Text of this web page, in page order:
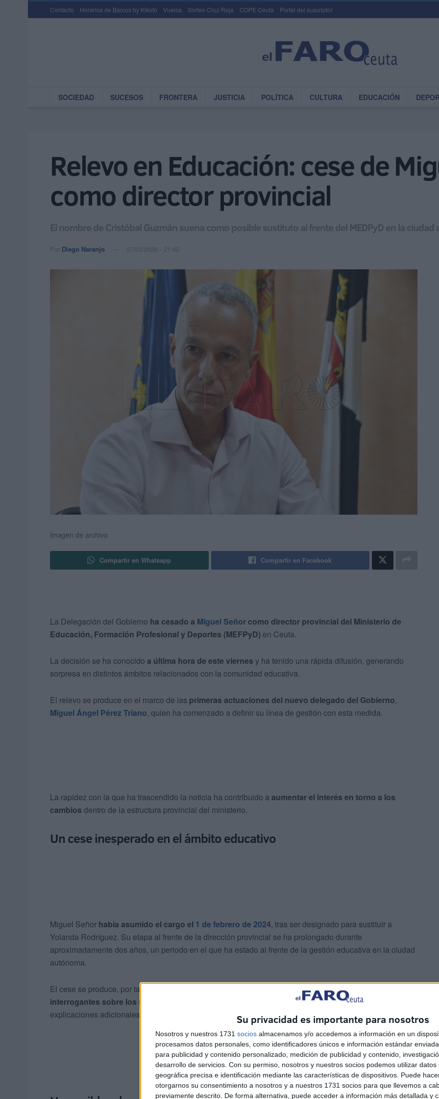
Su privacidad es importante para nosotros
Nosotros y nuestros 1731 socios almacenamos y/o accedemos a información en un
procesamos datos personales, como identificadores únicos e información estándar
para publicidad y contenido personalizado, medición de publicidad y contenido,
desarrollo de servicios. Con su permiso, nosotros y nuestros socios podemos utilizar datos
geográfica precisa e identificación mediante las características de dispositivos. Puede
otorgarnos su consentimiento a nosotros y a nuestros 1731 socios para que llevemos a
previamente descrito. De forma alternativa, puede acceder a información más detallada y
Contacto Horarios de Barcos by Kikoto Vuelos Sorteo Cruz Roja COPE Ceuta Portal del suscriptor
SOCIEDAD SUCESOS FRONTERA JUSTICIA POLÍTICA CULTURA EDUCACIÓN
Relevo en Educación: cese de
como director provincial
El nombre de Cristóbal Guzmán suena como posible sustituto al frente del MEDPyD en la ciudad
Por Diego Naranjo 27/03/2026 - 21:42
Imagen de archivo
Compartir en Whatsapp Compartir en Facebook
La Delegación del Gobierno ha cesado a Miguel Señor como director provincial del Ministerio de
Educación, Formación Profesional y Deportes (MEFPyD) en Ceuta.
La decisión se ha conocido a última hora de este viernes y ha tenido una rápida difusión, generando
sorpresa en distintos ámbitos relacionados con la comunidad educativa.
El relevo se produce en el marco de las primeras actuaciones del nuevo delegado del Gobierno,
Miguel Ángel Pérez Triano, quien ha comenzado a definir su línea de gestión con esta medida.
La rapidez con la que ha trascendido la noticia ha contribuido a aumentar el interés en torno a los
cambios dentro de la estructura provincial del ministerio.
Un cese inesperado en el ámbito educativo
Miguel Señor había asumido el cargo el 1 de febrero de 2024, tras ser designado para sustituir a
Yolanda Rodríguez. Su etapa al frente de la dirección provincial se ha prolongado durante
aproximadamente dos años, un periodo en el que ha estado al frente de la gestión educativa en la ciudad
autónoma.
El cese se produce, por tanto, antes de completar un ciclo más largo en el puesto, lo que ha generado
interrogantes sobre los motivos
y el contexto de la decisión, aunque por el momento no se han ofrecido
explicaciones adicionales al respecto.